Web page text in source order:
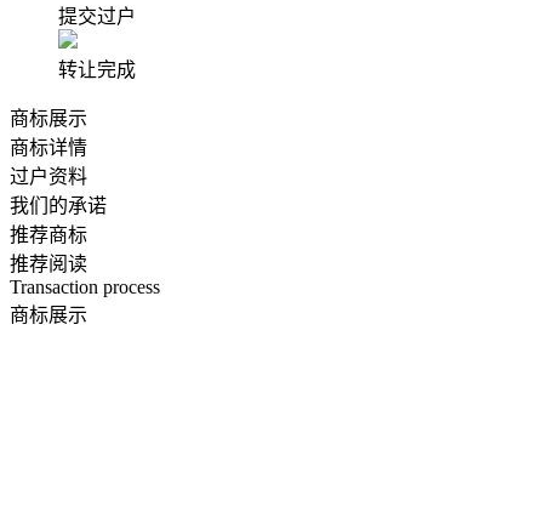
提交过户
转让完成
商标展示
商标详情
过户资料
我们的承诺
推荐商标
推荐阅读
Transaction process
商标展示